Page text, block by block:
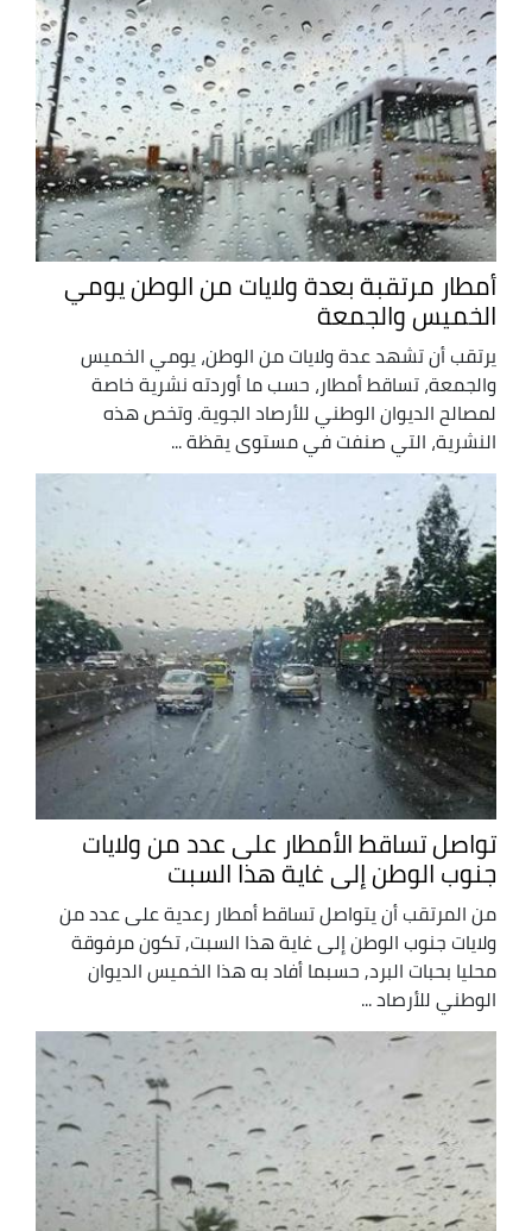
أمطار مرتقبة بعدة ولايات من الوطن يومي
الخميس والجمعة
يرتقب أن تشهد عدة ولايات من الوطن، يومي الخميس
والجمعة، تساقط أمطار، حسب ما أوردته نشرية خاصة
لمصالح الديوان الوطني للأرصاد الجوية. وتخص هذه
النشرية، التي صنفت في مستوى يقظة ...
تواصل تساقط الأمطار على عدد من ولايات
جنوب الوطن إلى غاية هذا السبت
من المرتقب أن يتواصل تساقط أمطار رعدية على عدد من
ولايات جنوب الوطن إلى غاية هذا السبت, تكون مرفوقة
محليا بحبات البرد, حسبما أفاد به هذا الخميس الديوان
الوطني للأرصاد ...